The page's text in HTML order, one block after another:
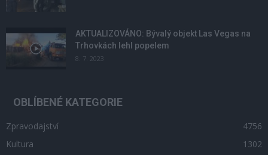
AKTUALIZOVÁNO: Bývalý objekt Las Vegas na
Trhovkách lehl popelem
8. 7. 2023
OBLÍBENÉ KATEGORIE
Zpravodajství
4756
Kultura
1302